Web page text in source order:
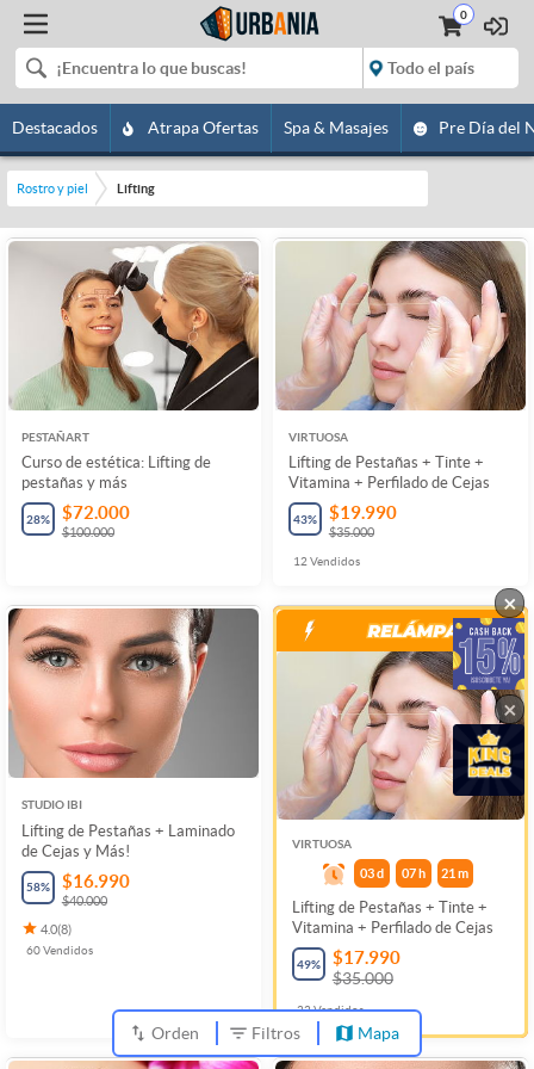
0
Destacados Atrapa Ofertas Spa & Masajes Pre Día del
Rostro y piel Lifting
PESTAÑART
Curso de estética: Lifting de
pestañas y más
28% $72.000
$100.000
VIRTUOSA
Lifting de Pestañas + Tinte +
Vitamina + Perfilado de Cejas
43% $19.990
$35.000
12 Vendidos
STUDIO IBI
Lifting de Pestañas + Laminado
de Cejas y Más!
58% $16.990
$40.000
4.0(8)
60Vendidos
VIRTUOSA
03 d 07 h 21 m
Lifting de Pestañas + Tinte +
Vitamina + Perfilado de Cejas
49% $17.990
$35.000
22Vendidos
Orden Filtros Mapa
×
×